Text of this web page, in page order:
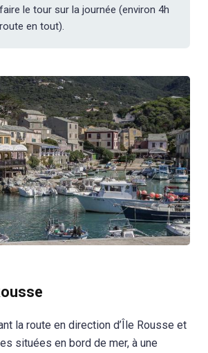
le tour sur la journée (environ 4h
en tout).
la route en direction d’Île Rousse et
situées en bord de mer, à une